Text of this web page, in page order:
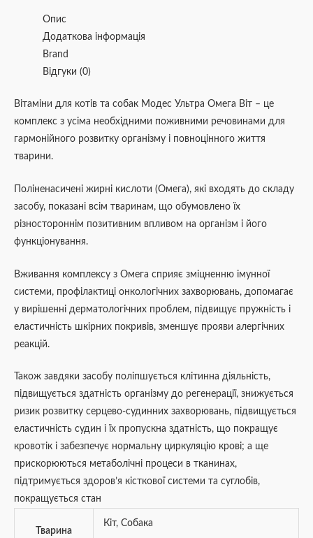
Опис
Додаткова інформація
Brand
Відгуки (0)
Вітаміни для котів та собак Модес Ультра Омега Віт – це
комплекс з усіма необхідними поживними речовинами для
гармонійного розвитку організму і повноцінного життя
тварини.
Поліненасичені жирні кислоти (Омега), які входять до складу
засобу, показані всім тваринам, що обумовлено їх
різностороннім позитивним впливом на організм і його
функціонування.
Вживання комплексу з Омега сприяє зміцненню імунної
системи, профілактиці онкологічних захворювань, допомагає
у вирішенні дерматологічних проблем, підвищує пружність і
еластичність шкірних покривів, зменшує прояви алергічних
реакцій.
Також завдяки засобу поліпшується клітинна діяльність,
підвищується здатність організму до регенерації, знижується
ризик розвитку серцево-судинних захворювань, підвищується
еластичність судин і їх пропускна здатність, що покращує
кровотік і забезпечує нормальну циркуляцію крові; а ще
прискорюються метаболічні процеси в тканинах,
підтримується здоров’я кісткової системи та суглобів,
покращується стан
Тварина
Кіт, Собака